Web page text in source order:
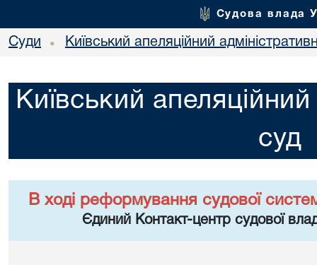
Судова влада
Суди • Київський апеляційний
Київський
суд
В ході реформування судової
Єдиний Контакт-центр судової